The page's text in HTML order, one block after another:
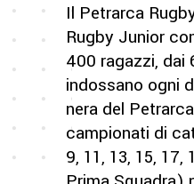
Il Petrarca
Rugby Junior
400 ragazzi, dai
indossano ogni
nera del
campionati di
9, 11, 13, 15, 17,